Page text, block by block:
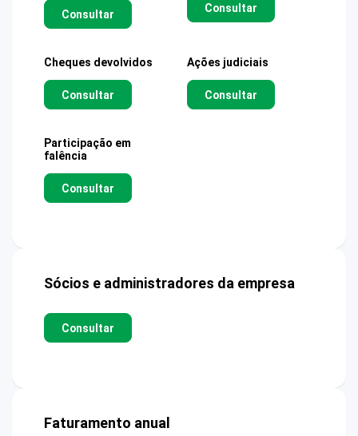
Consultar Consultar
Cheques devolvidos
Consultar
Ações judiciais
Consultar
Participação em
falência
Consultar
Sócios e administradores da empresa
Consultar
Faturamento anual